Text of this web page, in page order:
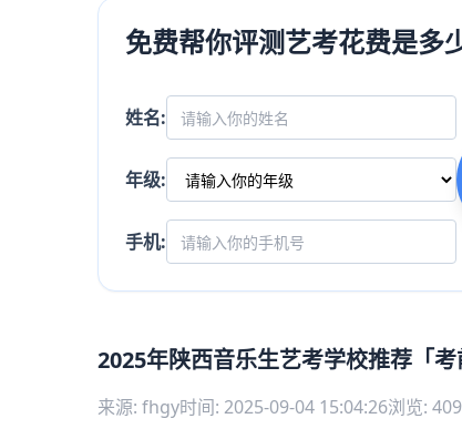
免费帮你评测艺考花费是多
姓名:
年级:
手机:
2025年陕西音乐生艺考学校推荐「考
来源: fhgy时间: 2025-09-04 15:04:26浏览: 409